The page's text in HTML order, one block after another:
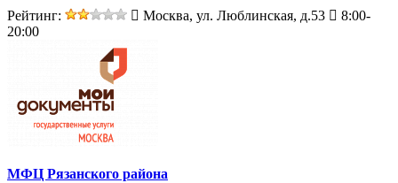
Рейтинг: Москва, ул. Люблинская, д.53
8:00-
20:00
МФЦ Рязанского района